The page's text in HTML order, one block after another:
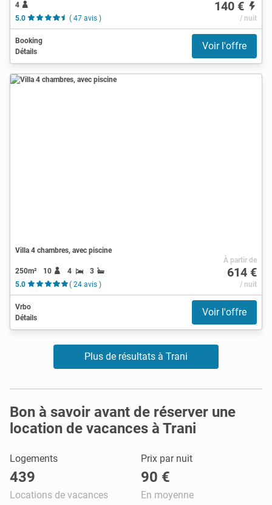
4
5.0
( 47 avis )
140 €
/ nuit
Booking
Détails
Voir l'offre
Villa 4 chambres, avec piscine
250m² 10 4
3
5.0
( 24 avis )
À partir de
614 €
/ nuit
Vrbo
Détails
Voir l'offre
Plus de résultats à Trani
Bon à savoir avant de réserver une
location de vacances à Trani
Logements
439
Locations de vacances
Prix par nuit
90 €
En moyenne